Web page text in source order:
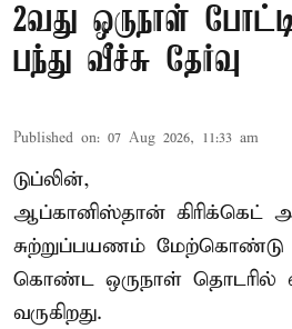
2வது ஒருநாள்
பந்து வீச்சு தேர்வு
Published on: 07 Aug 2026, 11:33 am
டுப்லின்,
ஆப்கானிஸ்தான் கிரிக்கெட்
சுற்றுப்பயணம் மேற்கொண்டு
கொண்ட ஒருநாள் தொடரில்
வருகிறது.